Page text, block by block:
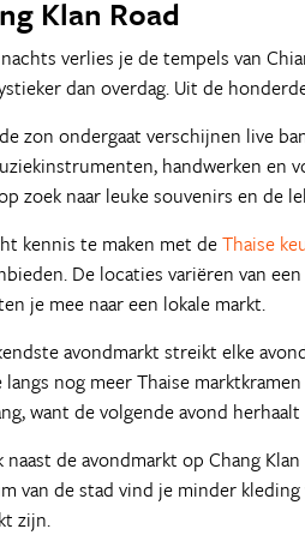
Klan Road
verlies je de tempels van
dan overdag. Uit de
zon ondergaat verschijnen live
handwerken en
zoek naar leuke souvenirs en de
kennis te maken met deThaise
De locaties variëren van
je mee naar een lokale markt.
avondmarkt streikt elke
langs nog meer Thaise
want de volgende avond
naast de avondmarkt op Chang
van de stad vind je minder
zijn.